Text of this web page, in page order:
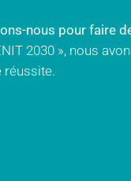
nous pour faire
2030 », nous
réussite.